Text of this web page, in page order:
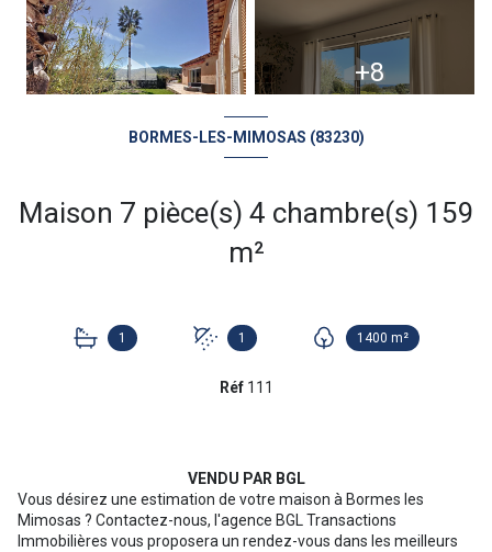
+8
BORMES-LES-MIMOSAS (83230)
Maison 7 pièce(s) 4 chambre(s) 159
m²
1 1 1400 m²
Réf 111
VENDU PAR BGL
Vous désirez une estimation de votre maison à Bormes les
Mimosas ? Contactez-nous, l'agence BGL Transactions
Immobilières vous proposera un rendez-vous dans les meilleurs